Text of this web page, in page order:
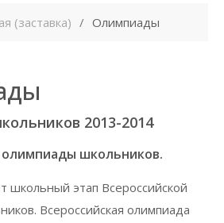
(заставка) Олимпиады
2013-2014
школьников.
школьный этап Всероссийской
Всероссийская олимпиада